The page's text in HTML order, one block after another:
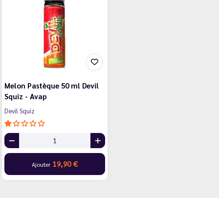
Melon Pastèque 50 ml Devil
Squiz - Avap
Devil Squiz
Ajouter 19,90 €